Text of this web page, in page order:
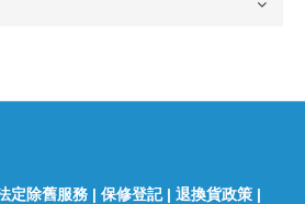
定除舊服務 | 保修登記| 退換貨政策 |